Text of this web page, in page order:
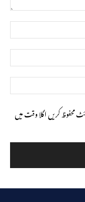
نام*
ای
میل*
ویب
سائٹ
کریں اگلا وقت میں